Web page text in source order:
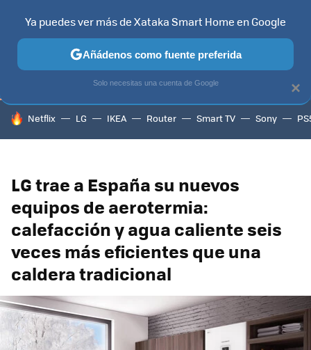
TELEVISORES CONTENIDOS SMART TV SELECCIÓN
HOY SE HABLA DE
Netflix LG IKEA Router Smart TV Sony
LG trae a España su nuevos
equipos de aerotermia:
calefacción y agua caliente seis
veces más eficientes que una
caldera tradicional
×
Ya puedes ver más de Xataka Smart Home en Google
Añádenos como fuente preferida
Solo necesitas una cuenta de Google